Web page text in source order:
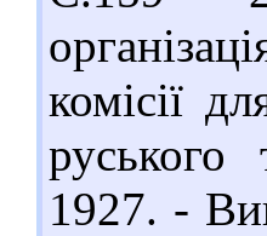
комісії
1927. -